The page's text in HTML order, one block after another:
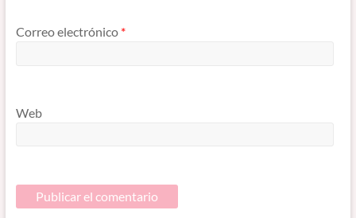
Correo electrónico *
Web